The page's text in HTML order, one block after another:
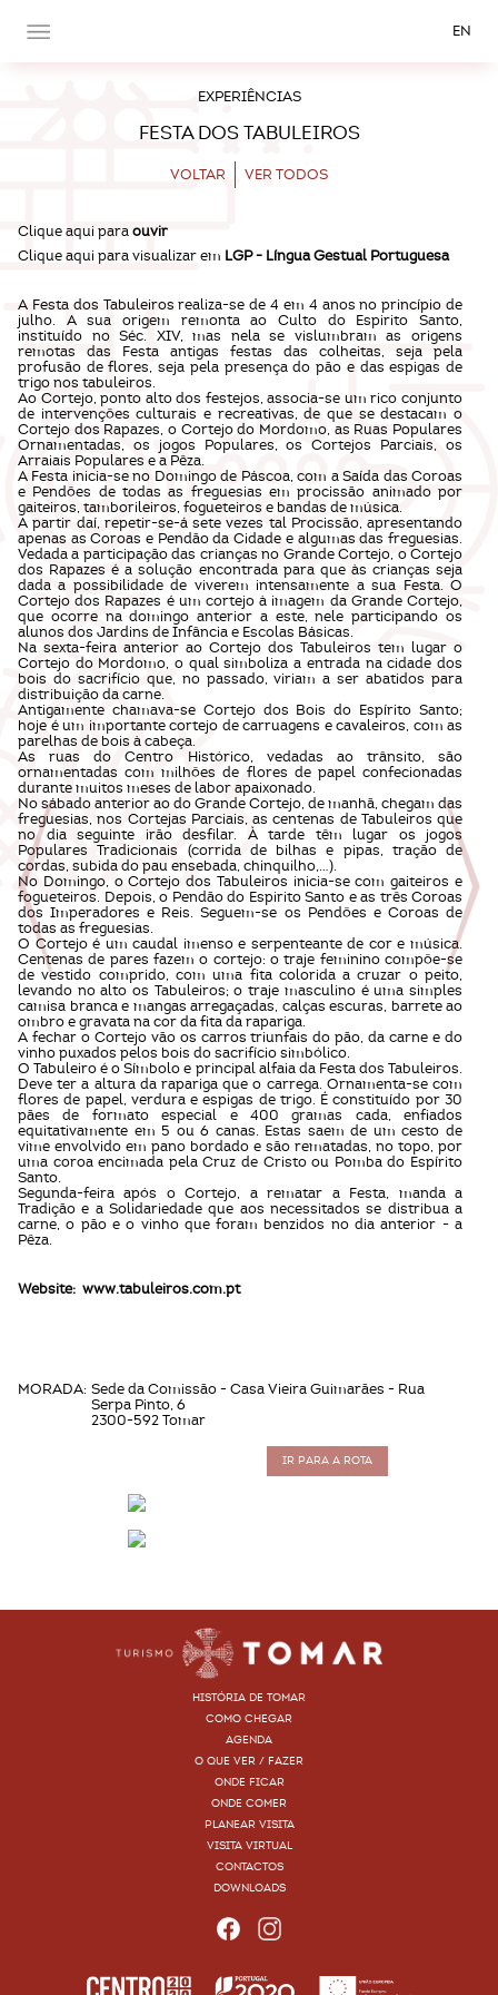
EN
EXPERIÊNCIAS
FESTA DOS TABULEIROS
VOLTAR VER TODOS
Clique aqui paraouvir
Clique aqui para visualizar em LGP - Língua Gestual Portuguesa
A Festa dos Tabuleiros realiza-se de 4 em 4 anos no princípio de
julho. A sua origem remonta ao Culto do Espirito Santo,
instituído no Séc. XIV, mas nela se vislumbram as origens
remotas das Festa antigas festas das colheitas, seja pela
profusão de flores, seja pela presença do pão e das espigas de
trigo nos tabuleiros.
Ao Cortejo, ponto alto dos festejos, associa-se um rico conjunto
de intervenções culturais e recreativas, de que se destacam o
Cortejo dos Rapazes, o Cortejo do Mordomo, as Ruas Populares
Ornamentadas, os jogos Populares, os Cortejos Parciais, os
Arraiais Populares e a Pêza.
A Festa inicia-se no Domingo de Páscoa, com a Saída das Coroas
e Pendões de todas as freguesias em procissão animado por
gaiteiros, tamborileiros, fogueteiros e bandas de música.
A partir daí, repetir-se-á sete vezes tal Procissão, apresentando
apenas as Coroas e Pendão da Cidade e algumas das freguesias.
Vedada a participação das crianças no Grande Cortejo, o Cortejo
dos Rapazes é a solução encontrada para que às crianças seja
dada a possibilidade de viverem intensamente a sua Festa. O
Cortejo dos Rapazes é um cortejo à imagem da Grande Cortejo,
que ocorre na domingo anterior a este, nele participando os
alunos dos Jardins de Infância e Escolas Básicas.
Na sexta-feira anterior ao Cortejo dos Tabuleiros tem lugar o
Cortejo do Mordomo, o qual simboliza a entrada na cidade dos
bois do sacrifício que, no passado, viriam a ser abatidos para
distribuição da carne.
Antigamente chamava-se Cortejo dos Bois do Espírito Santo;
hoje é um importante cortejo de carruagens e cavaleiros, com as
parelhas de bois à cabeça.
As ruas do Centro Histórico, vedadas ao trânsito, são
ornamentadas com milhões de flores de papel confecionadas
durante muitos meses de labor apaixonado.
No sábado anterior ao do Grande Cortejo, de manhã, chegam das
freguesias, nos Cortejas Parciais, as centenas de Tabuleiros que
no dia seguinte irão desfilar. À tarde têm lugar os jogos
Populares Tradicionais (corrida de bilhas e pipas, tração de
cordas, subida do pau ensebada, chinquilho,…).
No Domingo, o Cortejo dos Tabuleiros inicia-se com gaiteiros e
fogueteiros. Depois, o Pendão do Espirito Santo e as três Coroas
dos Imperadores e Reis. Seguem-se os Pendões e Coroas de
todas as freguesias.
O Cortejo é um caudal imenso e serpenteante de cor e música.
Centenas de pares fazem o cortejo: o traje feminino compõe-se
de vestido comprido, com uma fita colorida a cruzar o peito,
levando no alto os Tabuleiros; o traje masculino é uma simples
camisa branca e mangas arregaçadas, calças escuras, barrete ao
ombro e gravata na cor da fita da rapariga.
A fechar o Cortejo vão os carros triunfais do pão, da carne e do
vinho puxados pelos bois do sacrifício simbólico.
O Tabuleiro é o Símbolo e principal alfaia da Festa dos Tabuleiros.
Deve ter a altura da rapariga que o carrega. Ornamenta-se com
flores de papel, verdura e espigas de trigo. É constituído por 30
pães de formato especial e 400 gramas cada, enfiados
equitativamente em 5 ou 6 canas. Estas saem de um cesto de
vime envolvido em pano bordado e são rematadas, no topo, por
uma coroa encimada pela Cruz de Cristo ou Pomba do Espírito
Santo.
Segunda-feira após o Cortejo, a rematar a Festa, manda a
Tradição e a Solidariedade que aos necessitados se distribua a
carne, o pão e o vinho que foram benzidos no dia anterior - a
Pêza.
Website: www.tabuleiros.com.pt
MORADA: Sede da Comissão - Casa Vieira Guimarães - Rua
Serpa Pinto, 6
2300-592 Tomar
IR PARA A ROTA
HISTÓRIA DE TOMAR
COMO CHEGAR
AGENDA
O QUE VER / FAZER
ONDE FICAR
ONDE COMER
PLANEAR VISITA
VISITA VIRTUAL
CONTACTOS
DOWNLOADS